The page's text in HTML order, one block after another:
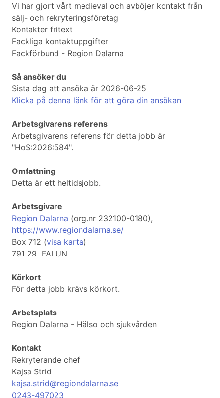
Vi har gjort vårt medieval och avböjer kontakt från
sälj- och rekryteringsföretag
Kontakter fritext
Fackliga kontaktuppgifter
Fackförbund - Region Dalarna
Så ansöker du
Sista dag att ansöka är 2026-06-25
Klicka på denna länk för att göra din ansökan
Arbetsgivarens referens
Arbetsgivarens referens för detta jobb är
"HoS:2026:584".
Omfattning
Detta är ett heltidsjobb.
Arbetsgivare
Region Dalarna (org.nr 232100-0180),
https://www.regiondalarna.se/
Box 712 (visa karta)
791 29 FALUN
Körkort
För detta jobb krävs körkort.
Arbetsplats
Region Dalarna - Hälso och sjukvården
Kontakt
Rekryterande chef
Kajsa Strid
kajsa.strid@regiondalarna.se
0243-497023